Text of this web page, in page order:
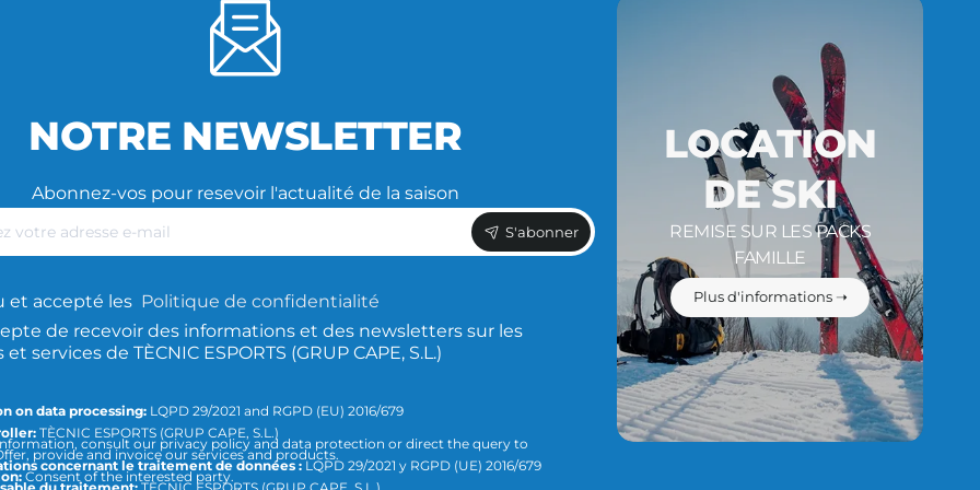
NOTRE NEWSLETTER
Abonnez-vos pour resevoir l'actualité de la saison
S'abonner
et accepté les Politique de confidentialité
de recevoir des informations et des newsletters sur les
services de TÈCNIC ESPORTS (GRUP CAPE, S.L.)
on data processing: LQPD 29/2021 and RGPD (EU) 2016/679
TÈCNIC ESPORTS (GRUP CAPE, S.L.)
provide and invoice our services and products.
Consent of the interested party.
consult our privacy policy and data protection or direct the query to
concernant le traitement de données : LQPD 29/2021 y RGPD (UE) 2016/679
LOCATION
DE SKI
REMISE SUR LES PACKS
FAMILLE
Plus d'informations ➝